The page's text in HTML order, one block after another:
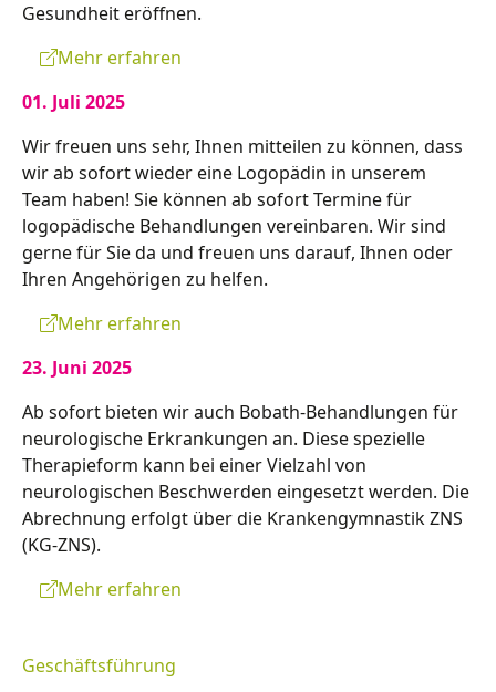
Gesundheit eröffnen.
Mehr erfahren
01. Juli 2025
Wir freuen uns sehr, Ihnen mitteilen zu können, dass
wir ab sofort wieder eine Logopädin in unserem
Team haben! Sie können ab sofort Termine für
logopädische Behandlungen vereinbaren. Wir sind
gerne für Sie da und freuen uns darauf, Ihnen oder
Ihren Angehörigen zu helfen.
Mehr erfahren
23. Juni 2025
Ab sofort bieten wir auch Bobath-Behandlungen für
neurologische Erkrankungen an. Diese spezielle
Therapieform kann bei einer Vielzahl von
neurologischen Beschwerden eingesetzt werden. Die
Abrechnung erfolgt über die Krankengymnastik ZNS
(KG-ZNS).
Mehr erfahren
Geschäftsführung